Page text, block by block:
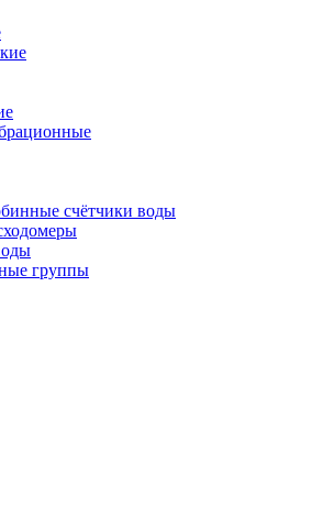
счётчики воды
группы